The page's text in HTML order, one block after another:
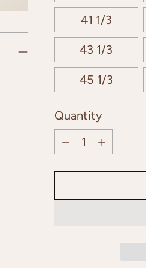
41 1/3
43 1/3
45 1/3
Quantity
Quantity